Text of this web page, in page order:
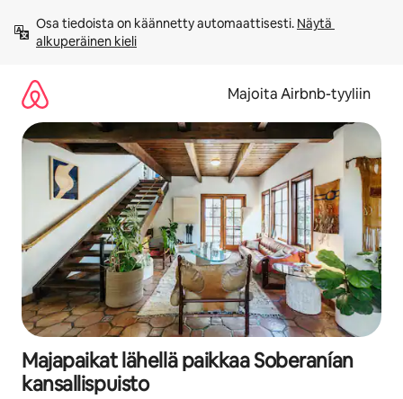
sisältö
väliin
Osa tiedoista on käännetty automaattisesti. Näytä
alkuperäinen kieli
Majoita Airbnb-tyyliin
Majapaikat lähellä paikkaa Soberanían
kansallispuisto